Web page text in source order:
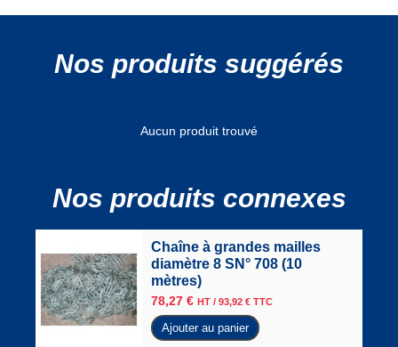
Nos produits suggérés
Aucun produit trouvé
Nos produits connexes
Chaîne à grandes mailles
diamètre 8 SN° 708 (10
mètres)
78,27 € HT / 93,92 € TTC
Ajouter au panier